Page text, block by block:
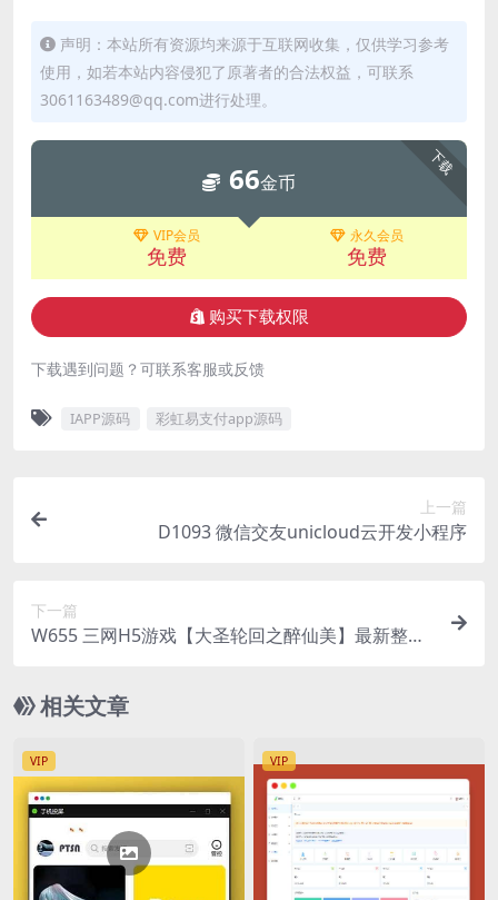
声明：本站所有资源均来源于互联网收集，仅供学习参考
使用，如若本站内容侵犯了原著者的合法权益，可联系
3061163489@qq.com进行处理。
下载
66金币
VIP会员
免费
永久会员
免费
购买下载权限
下载遇到问题？可联系客服或反馈
IAPP源码 彩虹易支付app源码
上一篇
D1093 微信交友unicloud云开发小程序
下一篇
W655 三网H5游戏【大圣轮回之醉仙美】最新整理
相关文章
VIP VIP